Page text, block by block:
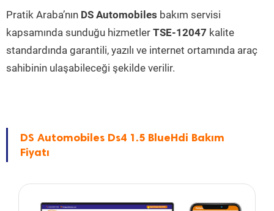
Pratik Araba’nın DS Automobiles bakım servisi
kapsamında sunduğu hizmetler TSE-12047 kalite
standardında garantili, yazılı ve internet ortamında araç
sahibinin ulaşabileceği şekilde verilir.
DS Automobiles Ds4 1.5 BlueHdi Bakım
Fiyatı